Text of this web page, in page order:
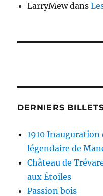
LarryMewdans
DERNIERS
1910 Inauguration
légendaire de
Château de
aux Étoiles
Passion bois